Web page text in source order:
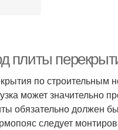
плиты
по строительным
может значительно
обязательно должен
следует